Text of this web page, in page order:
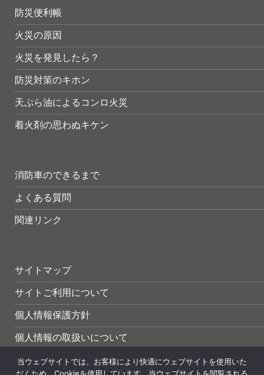
防災便利帳
火災の原因
火災を発見したら？
防災対策のキホン
天ぷら油によるコンロ火災
着火剤の思わぬキケン
消防車のできるまで
よくある質問
関連リンク
サイトマップ
サイトご利用について
個人情報保護方針
個人情報の取扱いについて
当ウェブサイトでは、お客様により快適にウェブサイトを使用いた